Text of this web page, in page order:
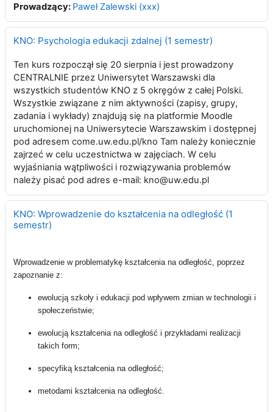
Prowadzący: Paweł Zalewski (xxx)
KNO: Psychologia edukacji zdalnej (1 semestr)
Ten kurs rozpoczął się 20 sierpnia i jest prowadzony
CENTRALNIE przez Uniwersytet Warszawski dla
wszystkich studentów KNO z 5 okręgów z całej Polski.
Wszystkie związane z nim aktywności (zapisy, grupy,
zadania i wykłady) znajdują się na platformie Moodle
uruchomionej na Uniwersytecie Warszawskim i dostępnej
pod adresem come.uw.edu.pl/kno Tam należy koniecznie
zajrzeć w celu uczestnictwa w zajęciach. W celu
wyjaśniania wątpliwości i rozwiązywania problemów
należy pisać pod adres e-mail: kno@uw.edu.pl
KNO: Wprowadzenie do kształcenia na odległość (1
semestr)
Wprowadzenie w problematykę kształcenia na odległość, poprzez
zapoznanie z:
ewolucją szkoły i edukacji pod wpływem zmian w technologii i
społeczeństwie;
ewolucją kształcenia na odległość i przykładami realizacji
takich form;
specyfiką kształcenia na odległość;
metodami kształcenia na odległość.